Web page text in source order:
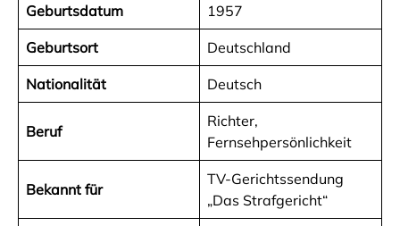
Geburtsdatum 1957
Geburtsort Deutschland
Nationalität Deutsch
Beruf
Richter,
Fernsehpersönlichkeit
Bekannt für
TV-Gerichtssendung
„Das Strafgericht“